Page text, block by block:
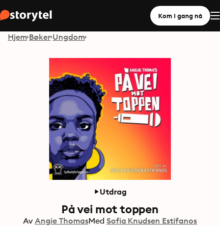
Kom i gang nå
Hjem Bøker Ungdom
Utdrag
På vei mot toppen
Av Angie ThomasMed Sofia Knudsen Estifanos